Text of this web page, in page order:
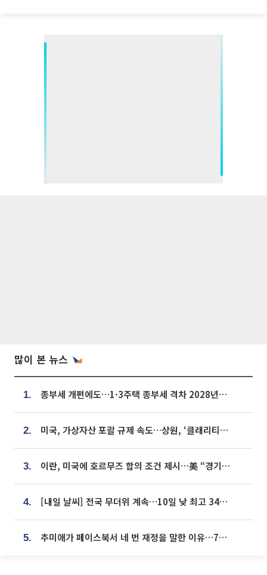
많이 본 뉴스
1. 종부세 개편에도…1·3주택 종부세 격차 2028년부터 확대
2. 미국, 가상자산 포괄 규제 속도…상원, ‘클래리티법’ 9월 절차투표 추진
3. 이란, 미국에 호르무즈 합의 조건 제시…美 “경기 아직 안 끝나” [종합]
4. [내일 날씨] 전국 무더위 계속…10일 낮 최고 34도 육박
5. 추미애가 페이스북서 네 번 재정을 말한 이유…7700억 추경 열쇠는 도의회에